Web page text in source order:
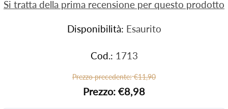
Si tratta della prima recensione per questo prodotto
Disponibilità: Esaurito
Cod.: 1713
Prezzo precedente: €11,90
Prezzo: €8,98